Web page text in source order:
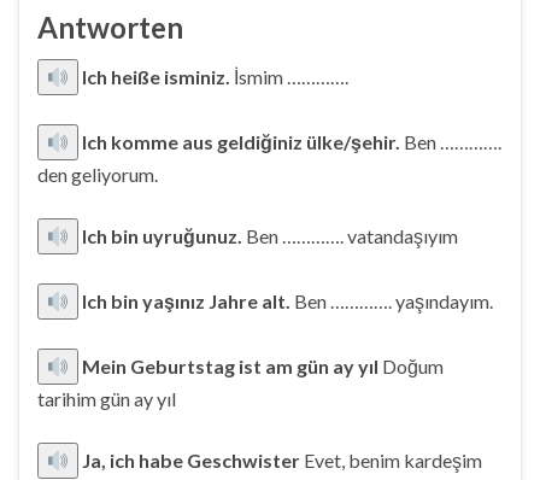
Antworten
Ich heiße isminiz. İsmim ………….
Ich komme aus geldiğiniz ülke/şehir. Ben ………….
den geliyorum.
Ich bin uyruğunuz. Ben …………. vatandaşıyım
Ich bin yaşınız Jahre alt. Ben …………. yaşındayım.
Mein Geburtstag ist am gün ay yıl Doğum
tarihim gün ay yıl
Ja, ich habe Geschwister Evet, benim kardeşim